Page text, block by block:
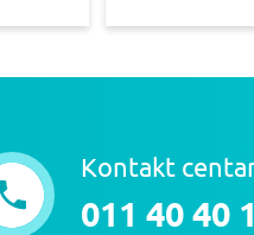
Kontakt
011 40 40